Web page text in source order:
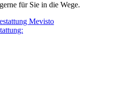
für Sie in die Wege.